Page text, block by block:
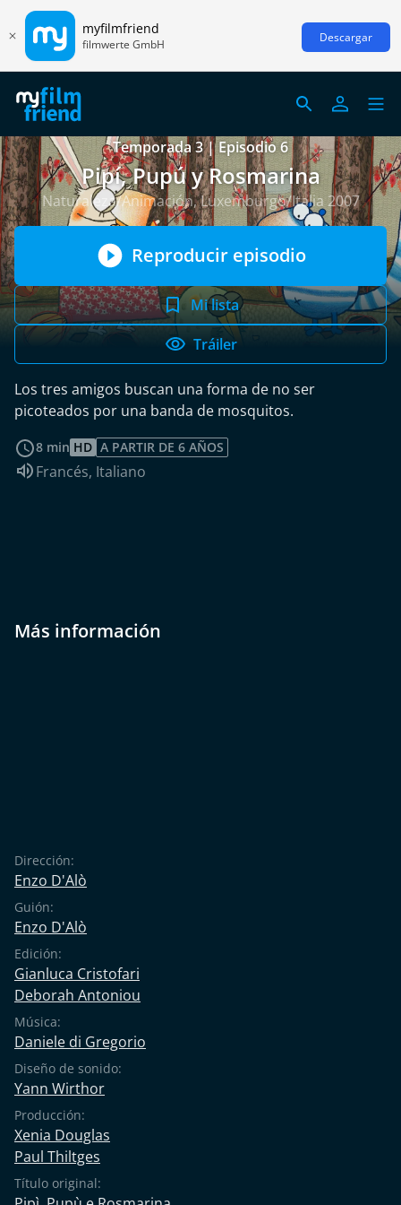
myfilmfriend
filmwerte GmbH Descargar
Temporada 3 | Episodio 6
Pipí, Pupú y Rosmarina
Naturaleza/Animación, Luxemburgo/Italia 2007
Reproducir episodio
Mi lista
Tráiler
Los tres amigos buscan una forma de no ser
picoteados por una banda de mosquitos.
8 min HD A PARTIR DE 6 AÑOS
Idioma de audio:
Francés, Italiano
Más información
Dirección:
Enzo D'Alò
Guión:
Enzo D'Alò
Edición:
Gianluca Cristofari
Deborah Antoniou
Música:
Daniele di Gregorio
Diseño de sonido:
Yann Wirthor
Producción:
Xenia Douglas
Paul Thiltges
Título original: